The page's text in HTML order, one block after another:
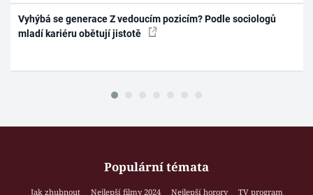
Vyhýbá se generace Z vedoucím pozicím? Podle sociologů
mladí kariéru obětují jistotě
Populární témata
Jak zhubnout Nejlepší filmy 2024 Nejlepší horory
TV program